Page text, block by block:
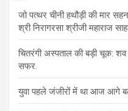
जो पत्थर चीनी हथौड़ी की मार
श्री निरागरसा श्रीजी महाराज
चितरंगी अस्पताल की बड़ी चूक:
सफर.
युवा पहले जंजीरों में था आज आगे